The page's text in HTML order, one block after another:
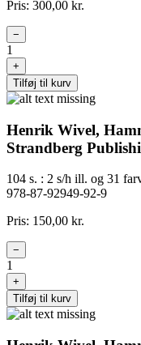
Pris: 300,00 kr.
−
1
+
Tilføj til kurv
Henrik Wivel,
Strandberg
104 s. : 2 s/h ill. og 31
978-87-92949-92-9
Pris: 150,00 kr.
−
1
+
Tilføj til kurv